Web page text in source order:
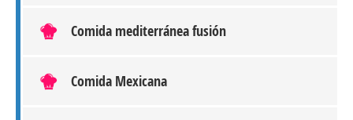
Comida mediterránea fusión
Comida Mexicana